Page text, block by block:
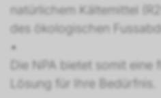
natürlichem Kältemittel
des ökologischen
•
Die NPA bietet somit
Lösung für Ihre Bedürfnis.